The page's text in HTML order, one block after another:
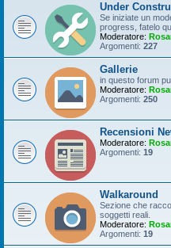
Under
Se iniziate un
progress, fatelo
Moderatore:
Argomenti: 227
Gallerie
in questo forum
Moderatore:
Argomenti: 250
Recensioni
Moderatore:
Argomenti: 19
Walkaround
Sezione che
soggetti reali.
Moderatore:
Argomenti: 19